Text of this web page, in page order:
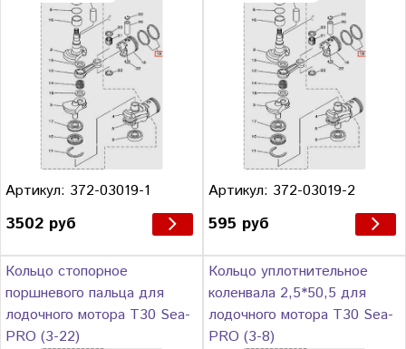
Артикул: 372-03019-1
3502 руб
Артикул: 372-03019-2
595 руб
Кольцо стопорное
поршневого пальца для
лодочного мотора Т30 Sea-
PRO (3-22)
Кольцо уплотнительное
коленвала 2,5*50,5 для
лодочного мотора Т30 Sea-
PRO (3-8)